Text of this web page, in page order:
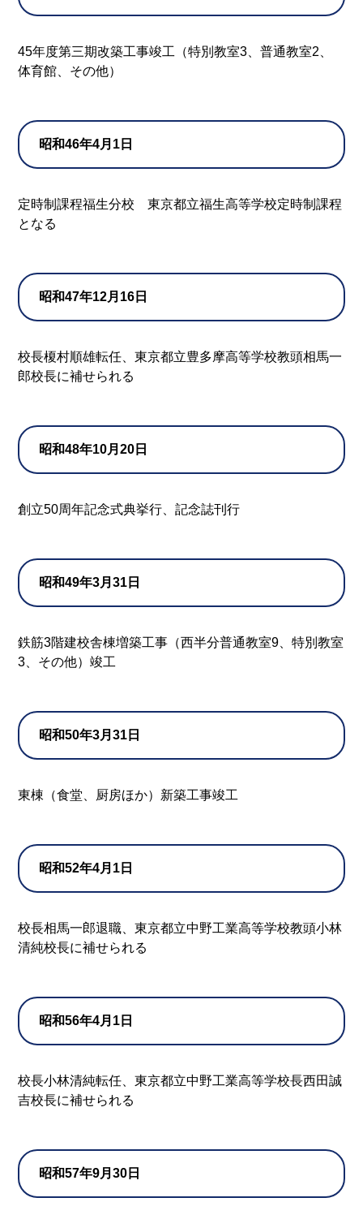
45年度第三期改築工事竣工（特別教室3、普通教室2、
体育館、その他）
昭和46年4月1日
定時制課程福生分校 東京都立福生高等学校定時制課程
となる
昭和47年12月16日
校長榎村順雄転任、東京都立豊多摩高等学校教頭相馬一
郎校長に補せられる
昭和48年10月20日
創立50周年記念式典挙行、記念誌刊行
昭和49年3月31日
鉄筋3階建校舎棟増築工事（西半分普通教室9、特別教室
3、その他）竣工
昭和50年3月31日
東棟（食堂、厨房ほか）新築工事竣工
昭和52年4月1日
校長相馬一郎退職、東京都立中野工業高等学校教頭小林
清純校長に補せられる
昭和56年4月1日
校長小林清純転任、東京都立中野工業高等学校長西田誠
吉校長に補せられる
昭和57年9月30日